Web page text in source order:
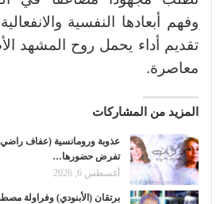
وفهم أبعادها النفسية
تقديم أداء يحمل روح المشهد
معاصرة.
المزيد من المشاركات
عذوبة ورومانسية (عفاف
تفرض حضورها…
أغسطس 6, 2026
برتقان (الأبنودي) وفراولة